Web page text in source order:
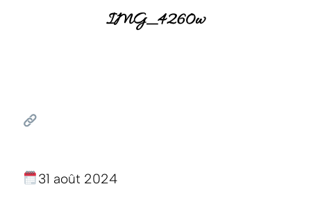
IMG_4260w
31 août 2024